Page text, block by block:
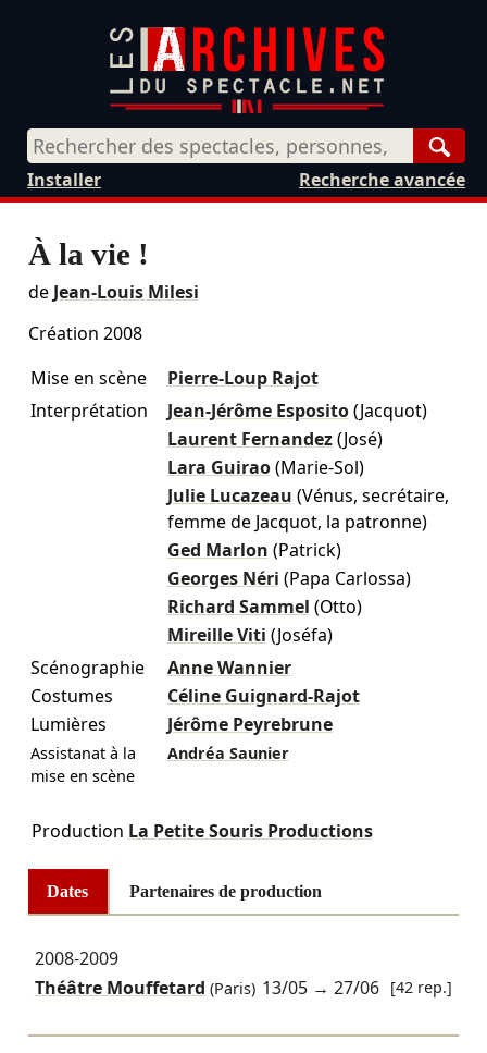
Recherche avancée
Installer
À la vie !
de Jean-Louis Milesi
Création 2008
Mise en scène
Pierre-Loup Rajot
Interprétation
Jean-Jérôme Esposito (Jacquot)
Laurent Fernandez (José)
Lara Guirao (Marie-Sol)
Julie Lucazeau (Vénus, secrétaire,
femme de Jacquot, la patronne)
Ged Marlon (Patrick)
Georges Néri (Papa Carlossa)
Richard Sammel (Otto)
Mireille Viti (Joséfa)
Scénographie
Anne Wannier
Costumes
Céline Guignard-Rajot
Lumières
Jérôme Peyrebrune
Assistanat à la
mise en scène
Andréa Saunier
Production La Petite Souris Productions
Dates Partenaires de production
2008-2009
Théâtre Mouffetard (Paris) 13/05 →27/06 [42 rep.]